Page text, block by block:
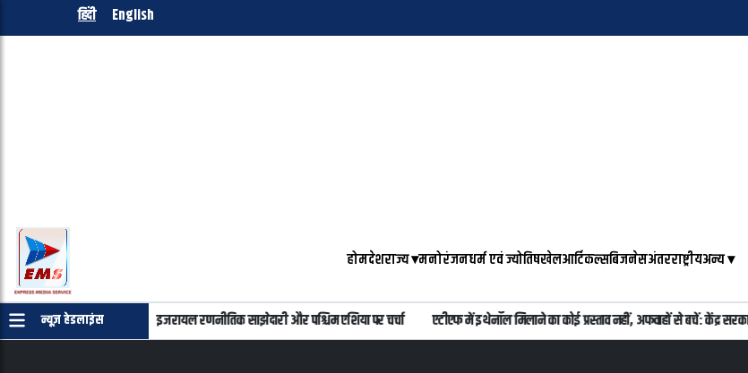
हिंदी English
होमदेशराज्य▾मनोरंजनधर्म एवं ज्योतिषखेलआर्टिकल्सबिजनेसअंतरराष्ट्रीयअन्य▾
न्यूज़ हेडलाइंस
की फोन पर बातचीत, भारत-इजरायल रणनीतिक साझेदारी और पश्चिम एशिया पर चर्चा एटीएफ में इथेनॉल मिलाने का कोई प्रस्ताव नहीं, अफवाहों से बचें: केंद्र सरकार